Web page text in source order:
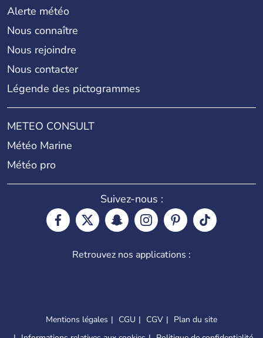
Alerte météo
Nous connaître
Nous rejoindre
Nous contacter
Légende des pictogrammes
METEO CONSULT
Météo Marine
Météo pro
Suivez-nous :
Retrouvez nos applications :
Mentions légales CGU CGV
Plan du site